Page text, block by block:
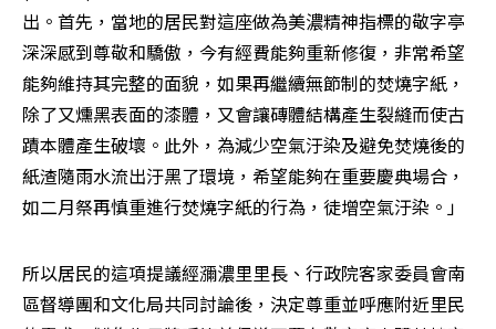
出。首先，當地的居民對這座做為美濃精神指標的敬字亭
深深感到尊敬和驕傲，今有經費能夠重新修復，非常希望
能夠維持其完整的面貌，如果再繼續無節制的焚燒字紙，
除了又燻黑表面的漆體，又會讓磚體結構產生裂縫而使古
蹟本體產生破壞。此外，為減少空氣汙染及避免焚燒後的
紙渣隨雨水流出汙黑了環境，希望能夠在重要慶典場合，
如二月祭再慎重進行焚燒字紙的行為，徒增空氣汙染。」
所以居民的這項提議經瀰濃里里長、行政院客家委員會南
區督導團和文化局共同討論後，決定尊重並呼應附近里民